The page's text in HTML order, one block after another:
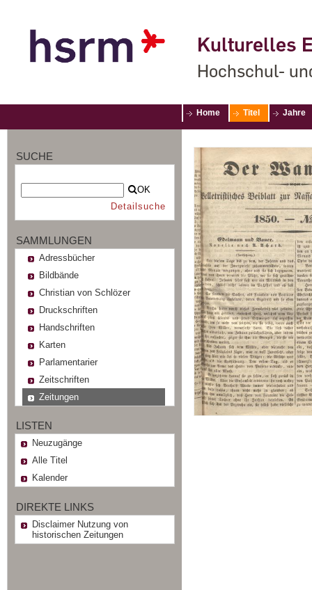
Kulturelles
Hochschul-
Home Titel Jahre
SUCHE
OK
Detailsuche
SAMMLUNGEN
Adressbücher
Bildbände
Christian von Schlözer
Druckschriften
Handschriften
Karten
Parlamentarier
Zeitschriften
Zeitungen
LISTEN
Neuzugänge
Alle Titel
Kalender
DIREKTE LINKS
Disclaimer Nutzung von
historischen Zeitungen